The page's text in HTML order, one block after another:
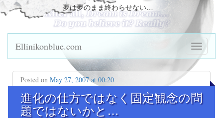
夢は夢のまま終わらせない…
Ellinikonblue.com
Posted on May 27, 2007 at 00:20
進化の仕方ではなく固定観念の問
題ではないかと…